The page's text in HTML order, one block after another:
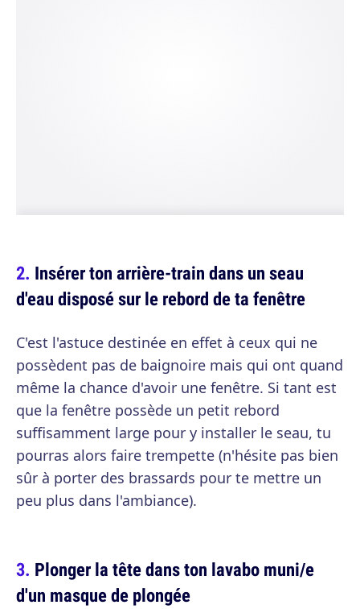
Insérer ton arrière-train dans un seau
d'eau disposé sur le rebord de ta fenêtre
C'est l'astuce destinée en effet à ceux qui ne
possèdent pas de baignoire mais qui ont quand
même la chance d'avoir une fenêtre. Si tant est
que la fenêtre possède un petit rebord
suffisamment large pour y installer le seau, tu
pourras alors faire trempette (n'hésite pas bien
sûr à porter des brassards pour te mettre un
peu plus dans l'ambiance).
Plonger la tête dans ton lavabo muni/e
d'un masque de plongée